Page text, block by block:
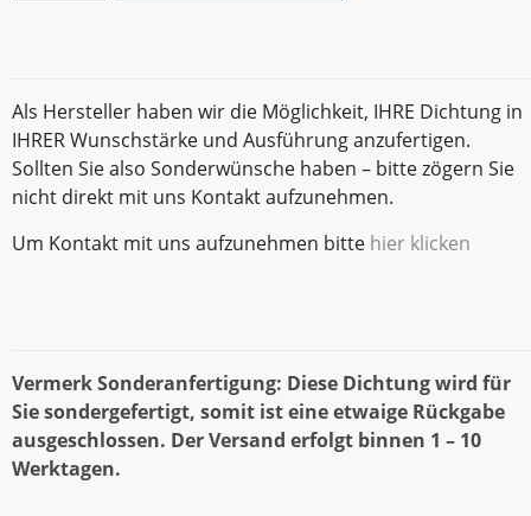
Als Hersteller haben wir die Möglichkeit, IHRE Dichtung in
IHRER Wunschstärke und Ausführung anzufertigen.
Sollten Sie also Sonderwünsche haben – bitte zögern Sie
nicht direkt mit uns Kontakt aufzunehmen.
Um Kontakt mit uns aufzunehmen bitte hier klicken
Vermerk Sonderanfertigung: Diese Dichtung wird für
Sie sondergefertigt, somit ist eine etwaige Rückgabe
ausgeschlossen. Der Versand erfolgt binnen 1 – 10
Werktagen.